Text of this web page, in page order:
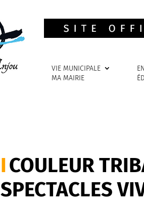
VIE MUNICIPALE
MA MAIRIE
COULEUR
SPECTACLES